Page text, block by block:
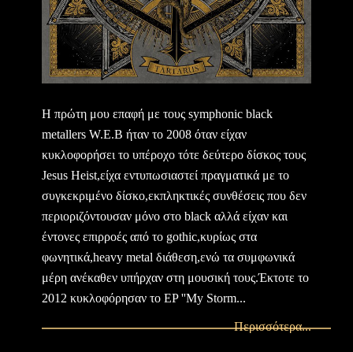
Η πρώτη μου επαφή με τους symphonic black
metallers W.E.B ήταν το 2008 όταν είχαν
κυκλοφορήσει το υπέροχο τότε δεύτερο δίσκος τους
Jesus Heist,είχα εντυπωσιαστεί πραγματικά με το
συγκεκριμένο δίσκο,εκπληκτικές συνθέσεις που δεν
περιοριζόντουσαν μόνο στο black αλλά είχαν και
έντονες επιρροές από το gothic,κυρίως στα
φωνητικά,heavy metal διάθεση,ενώ τα συμφωνικά
μέρη ανέκαθεν υπήρχαν στη μουσική τους.Έκτοτε το
2012 κυκλοφόρησαν το EP ''My Storm...
Περισσότερα...